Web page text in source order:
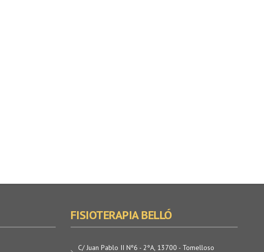
FISIOTERAPIA BELLÓ
C/ Juan Pablo II Nº6 - 2ºA, 13700 - Tomelloso